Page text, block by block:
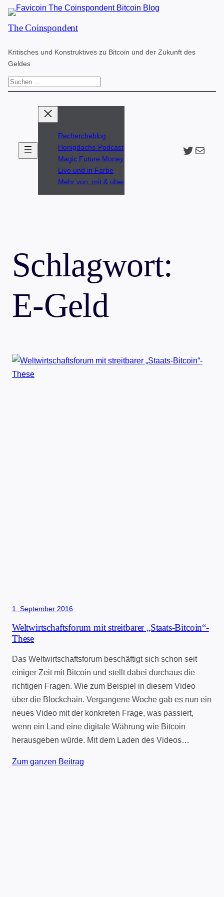
Zum
Inhalt
The Coinspondent
Kritisches und Konstruktives zu Bitcoin und der Zukunft des
Geldes
S
Rechercheblog
Honigdachs-Podcast
Magic Future Money
Live und in Farbe
Mehr von, mit & über
Twitter
The
Schlagwort:
E-Geld
1. September 2016
Weltwirtschaftsforum mit streitbarer „Staats-Bitcoin“-
These
Das Weltwirtschaftsforum beschäftigt sich schon seit
einiger Zeit mit Bitcoin und stellt dabei durchaus die
richtigen Fragen. Wie zum Beispiel in diesem Video
über die Blockchain. Vergangene Woche gab es nun ein
neues Video mit der konkreten Frage, was passiert,
wenn ein Land eine digitale Währung wie Bitcoin
herausgeben würde. Mit dem Laden des Videos…
Zum ganzen Beitrag